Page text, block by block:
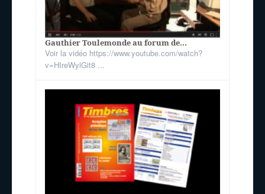
Gauthier Toulemonde au forum de...
Voir la vidéo https://www.youtube.com/watch?
v=HIreWylGit8 ...